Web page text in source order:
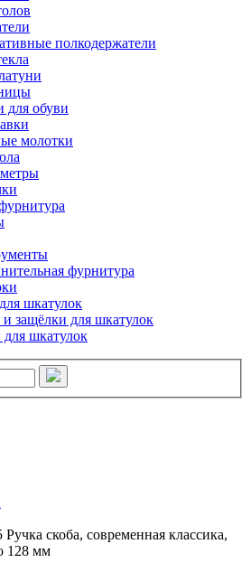
полкодержатели
для обуви
молотки
фурнитура
шкатулок
защёлки для шкатулок
шкатулок
скоба, современная классика,
128 мм